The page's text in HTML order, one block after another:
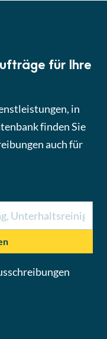
für Ihre
in
finden Sie
auch für